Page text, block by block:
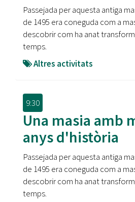
Passejada per aquesta antiga
de 1495 era coneguda com a
descobrir com ha anat
temps.
Altres activitats
9:30
Una masia amb
anys d'història
Passejada per aquesta antiga
de 1495 era coneguda com a
descobrir com ha anat
temps.